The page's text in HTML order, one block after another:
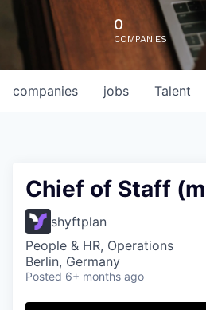
0
COMPANIES
jobs
companies Talent
Chief of Staff
shyftplan
People & HR, Operations
Berlin, Germany
Posted 6+ months ago